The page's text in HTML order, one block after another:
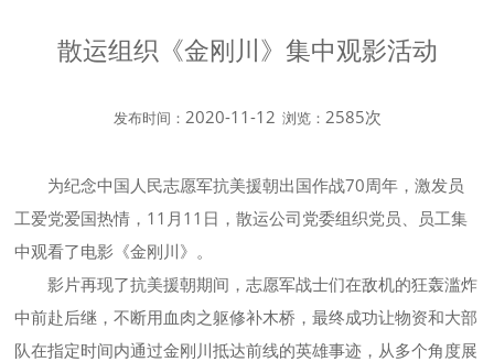
散运组织《金刚川》集中观影活动
发布时间： 2020-11-12 浏览： 2585次
为纪念中国人民志愿军抗美援朝出国作战70周年，激发员
工爱党爱国热情，11月11日，散运公司党委组织党员、员工集
中观看了电影《金刚川》。
影片再现了抗美援朝期间，志愿军战士们在敌机的狂轰滥炸
中前赴后继，不断用血肉之躯修补木桥，最终成功让物资和大部
队在指定时间内通过金刚川抵达前线的英雄事迹，从多个角度展